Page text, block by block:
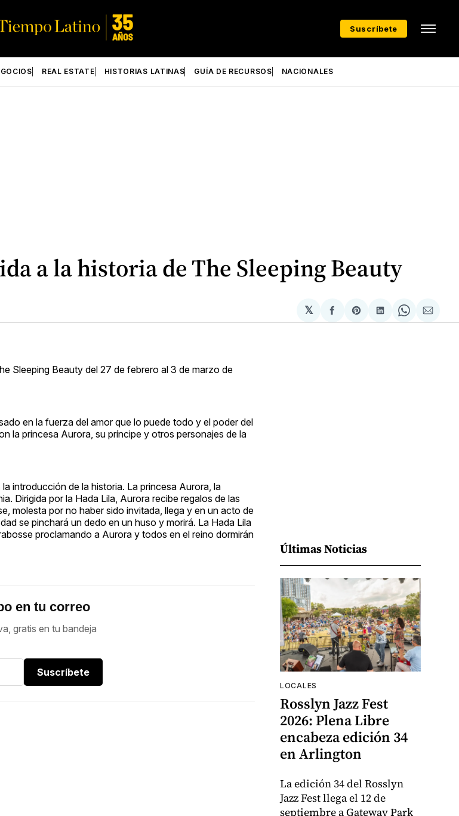
Suscríbete
REAL ESTATE HISTORIAS LATINAS GUÍA DE RECURSOS NACIONALES
a la historia de The Sleeping Beauty
𝕏
Compartir
en
Share
on
Compartir
en
Share
on
via
Sleeping Beauty del 27 de febrero al 3 de marzo de
en la fuerza del amor que lo puede todo y el poder del
la princesa Aurora, su príncipe y otros personajes de la
introducción de la historia. La princesa Aurora, la
Dirigida por la Hada Lila, Aurora recibe regalos de las
molesta por no haber sido invitada, llega y en un acto de
se pinchará un dedo en un huso y morirá. La Hada Lila
proclamando a Aurora y todos en el reino dormirán
en tu correo
gratis en tu bandeja
Suscríbete
Últimas Noticias
LOCALES
Rosslyn Jazz Fest
2026: Plena Libre
encabeza edición 34
en Arlington
La edición 34 del Rosslyn
Jazz Fest llega el 12 de
septiembre a Gateway Park